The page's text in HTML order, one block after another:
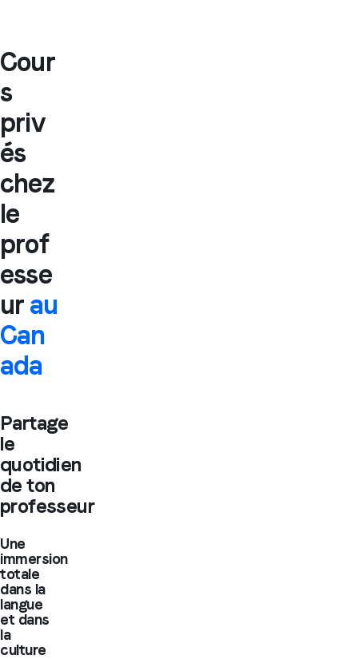
Cour
s
priv
és
chez
le
prof
esse
ur au
Can
ada
Partage
le
quotidien
de ton
professeur
Une
immersion
totale
dans la
langue
et dans
la
culture